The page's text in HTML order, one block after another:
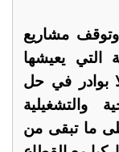
وتوقف مشاريع
التي يعيشها
بوادر في حل
والتشغيلية
ما تبقى من